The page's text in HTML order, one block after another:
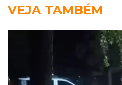
VEJA TAMBÉM